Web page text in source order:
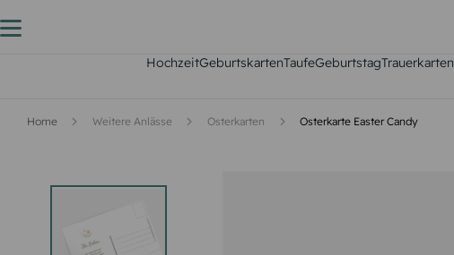
HochzeitGeburtskartenTaufeGeburtstagTrauerkarten
Home Weitere Anlässe Osterkarten Osterkarte Easter Candy